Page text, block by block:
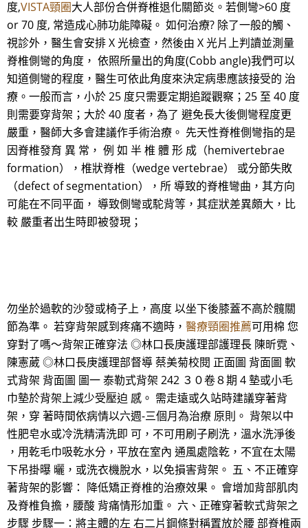
度,VISTA頸圈大人部份合併脊椎退化關節炎。若側彎>60 度
or 70 度, 常造成心肺功能障礙。 如何治療? 除了一般的觸、
視診外，醫生會安排 X 光檢查，然後由 X 光片上判讀並測量
脊椎側彎的角度， 依照所量出的角度(Cobb angle)我們可以
知道側彎的程度，醫生可依此角度來決定病患應該接受的 治
療。一般而言，小於 25 度只需要定期追蹤觀察；25 至 40 度
則需要穿背架；大於 40 度者，為了 避免長大後側彎程度更
嚴重，醫師大多會建議作手術治療。 先天性脊椎側彎指的是
因脊椎發育 異 常， 例 如 半 椎 體 形 成（hemivertebrae
formation），椎狀脊椎（wedge vertebrae） 或分節失敗
（defect of segmentation），所 導致的脊椎彎曲，其方向
可能在不同平面， 導致側彎或駝背等，其症狀差異頗大，比
較 嚴重者出生時即被發現；
勿坐於過軟的沙發或椅子上，高度 以坐下後膝蓋不高於髖關
節為準。 若穿背架感到疼痛不適時， 醫療頸圈推薦可用棉 您
穿對了嗎～背架正確穿法 ◎林口長庚護理部護理長 陳昕霓、
陳憲葳 ◎林口長庚護理部督導 蔡美菊校閱 正面圖 背面圖 軟
式背架 背面圖 圖一 泰勒式背架 242 ３０卷８期 4 墊或小毛
巾墊於背架上減少受壓迫 感。 需走遠或久站時建議穿著背
架，穿 著時間依病情以六週-三個月為治療 原則。 背架以中
性肥皂水或冷洗精清洗即 可，不可用刷子刷洗，溫水洗淨後
，用乾毛巾吸乾水分，平放在室內 通風處陰乾，不宜在太陽
下吊掛曝 曬，或洗衣機脫水，以免損害背架。 五、不正確穿
著背架的影響： 降低矯正脊椎的治療效果。 會增加背部肌肉
及脊椎負擔，腰酸 背痛情形加重。 六、正確穿著軟式背架之
步驟 步驟一：將主體的左 右二片鋼條對稱置放於腰 部脊椎兩